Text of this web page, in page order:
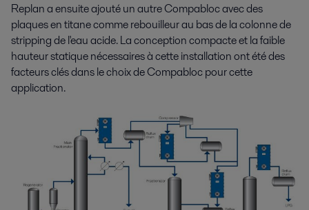
Replan a ensuite ajouté un autre Compabloc avec des
plaques en titane comme rebouilleur au bas de la colonne de
stripping de l'eau acide. La conception compacte et la faible
hauteur statique nécessaires à cette installation ont été des
facteurs clés dans le choix de Compabloc pour cette
application.